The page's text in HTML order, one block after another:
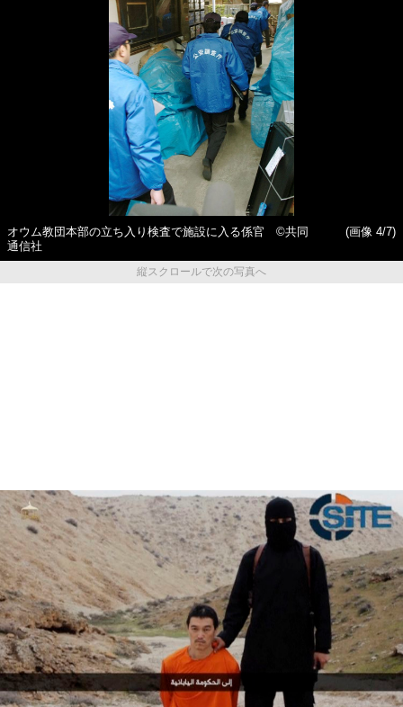
オウム教団本部の立ち入り検査で施設に入る係官 ©共同
通信社
(画像 4/7)
縦スクロールで次の写真へ